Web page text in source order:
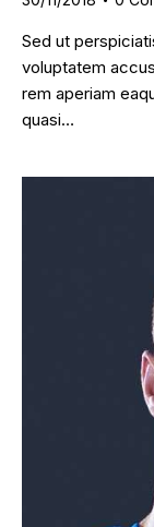
Sed ut
voluptatem
rem aperiam
quasi…